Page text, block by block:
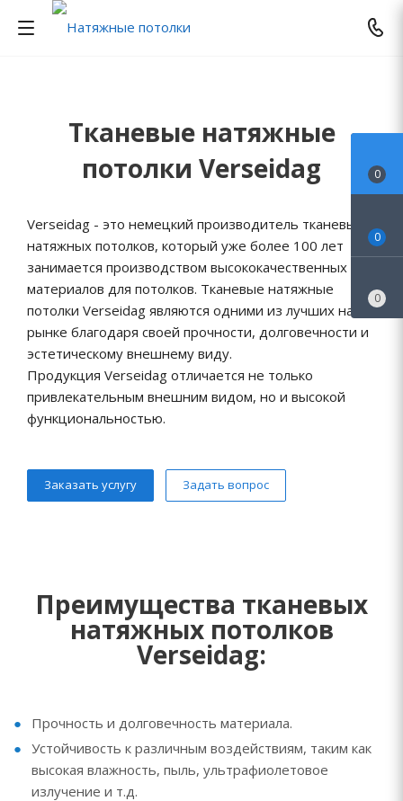
Тканевые натяжные
потолки Verseidag
Verseidag - это немецкий производитель тканевых
натяжных потолков, который уже более 100 лет
занимается производством высококачественных
материалов для потолков. Тканевые натяжные
потолки Verseidag являются одними из лучших на
рынке благодаря своей прочности, долговечности и
эстетическому внешнему виду.
Продукция Verseidag отличается не только
привлекательным внешним видом, но и высокой
функциональностью.
Заказать услугу Задать вопрос
Преимущества тканевых
натяжных потолков
Verseidag:
Прочность и долговечность материала.
Устойчивость к различным воздействиям, таким как
высокая влажность, пыль, ультрафиолетовое
излучение и т.д.
0
0
0